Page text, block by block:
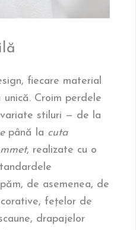
fiecare material
Croim perdele
stiluri — de la
până la cuta
, realizate cu o
de asemenea, de
fețelor de
drapajelor